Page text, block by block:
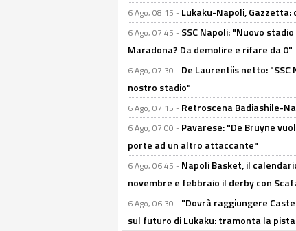
6 Ago, 08:15 - Lukaku-Napoli, Gazzetta:
6 Ago, 07:45 - SSC Napoli: "Nuovo
Maradona? Da demolire e rifare da 0"
6 Ago, 07:30 - De Laurentiis netto:
nostro stadio"
6 Ago, 07:15 - Retroscena Badiashile-
6 Ago, 07:00 - Pavarese: "De Bruyne
porte ad un altro attaccante"
6 Ago, 06:45 - Napoli Basket, il
novembre e febbraio il derby con
6 Ago, 06:30 - "Dovrà raggiungere
sul futuro di Lukaku: tramonta la